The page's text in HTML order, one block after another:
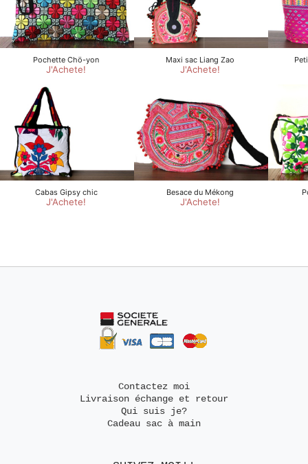
Contactez moi
Livraison échange et retour
Qui suis je?
Cadeau sac à main